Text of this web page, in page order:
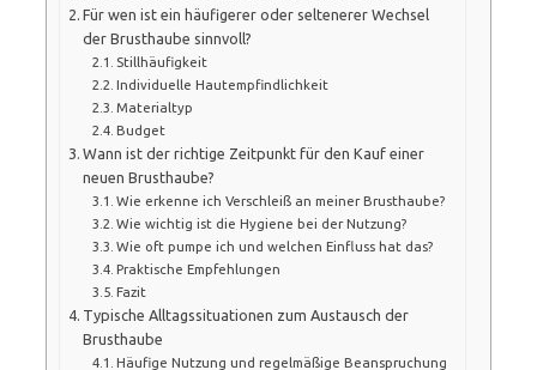
Für wen ist ein häufigerer oder seltenerer Wechsel
der Brusthaube sinnvoll?
Stillhäufigkeit
Individuelle Hautempfindlichkeit
Materialtyp
Budget
Wann ist der richtige Zeitpunkt für den Kauf einer
neuen Brusthaube?
Wie erkenne ich Verschleiß an meiner Brusthaube?
Wie wichtig ist die Hygiene bei der Nutzung?
Wie oft pumpe ich und welchen Einfluss hat das?
Praktische Empfehlungen
Fazit
Typische Alltagssituationen zum Austausch der
Brusthaube
Häufige Nutzung und regelmäßige Beanspruchung